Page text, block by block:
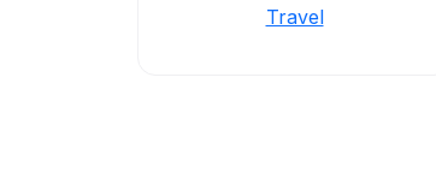
Travel